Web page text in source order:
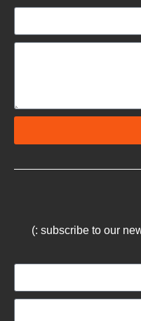
subscribe to our